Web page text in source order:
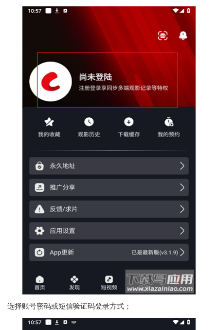
选择账号密码或短信验证码登录方式；